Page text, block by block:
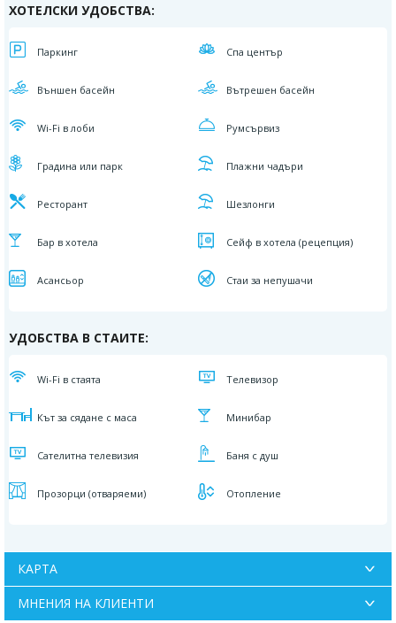
ХОТЕЛСКИ УДОБСТВА:
Паркинг Спа център
Външен басейн Вътрешен басейн
Wi-Fi в лоби Румсървиз
Градина или парк Плажни чадъри
Ресторант Шезлонги
Бар в хотела Сейф в хотела (рецепция)
Асансьор Стаи за непушачи
УДОБСТВА В СТАИТЕ:
Wi-Fi в стаята Телевизор
Кът за сядане с маса Минибар
Сателитна телевизия Баня с душ
Прозорци (отваряеми) Отопление
КАРТА
МНЕНИЯ НА КЛИЕНТИ